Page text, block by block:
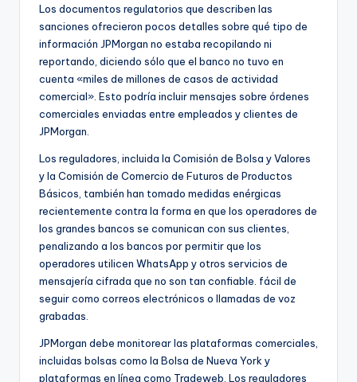
Los documentos regulatorios que describen las
sanciones ofrecieron pocos detalles sobre qué tipo de
información JPMorgan no estaba recopilando ni
reportando, diciendo sólo que el banco no tuvo en
cuenta «miles de millones de casos de actividad
comercial». Esto podría incluir mensajes sobre órdenes
comerciales enviadas entre empleados y clientes de
JPMorgan.
Los reguladores, incluida la Comisión de Bolsa y Valores
y la Comisión de Comercio de Futuros de Productos
Básicos, también han tomado medidas enérgicas
recientemente contra la forma en que los operadores de
los grandes bancos se comunican con sus clientes,
penalizando a los bancos por permitir que los
operadores utilicen WhatsApp y otros servicios de
mensajería cifrada que no son tan confiable. fácil de
seguir como correos electrónicos o llamadas de voz
grabadas.
JPMorgan debe monitorear las plataformas comerciales,
incluidas bolsas como la Bolsa de Nueva York y
plataformas en línea como Tradeweb. Los reguladores